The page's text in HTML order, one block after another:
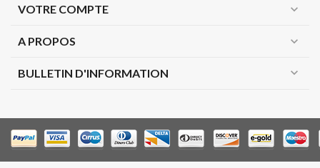
VOTRE COMPTE expand_more
A PROPOS expand_more
BULLETIN D'INFORMATION expand_more